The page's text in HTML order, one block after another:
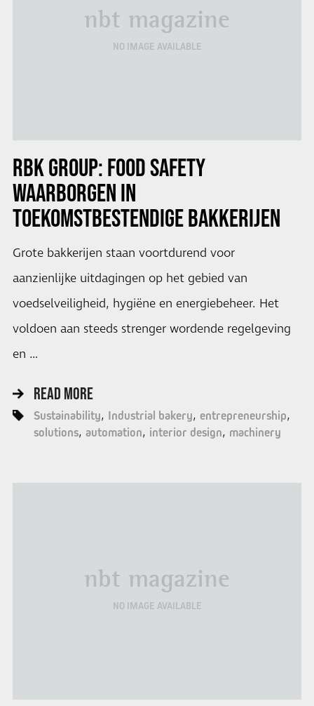
nbt magazine
NO IMAGE AVAILABLE
RBK GROUP: FOOD SAFETY
WAARBORGEN IN
TOEKOMSTBESTENDIGE BAKKERIJEN
Grote bakkerijen staan voortdurend voor
aanzienlijke uitdagingen op het gebied van
voedselveiligheid, hygiëne en energiebeheer. Het
voldoen aan steeds strenger wordende regelgeving
en …
READ MORE
Sustainability Industrial bakery entrepreneurship
solutions automation interior design machinery
nbt magazine
NO IMAGE AVAILABLE